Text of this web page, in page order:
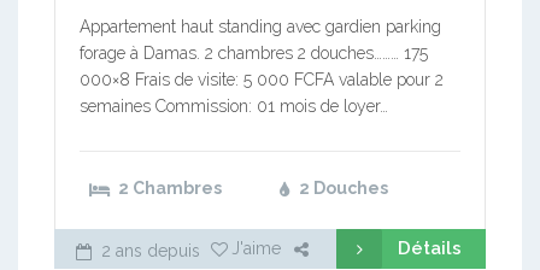
Appartement haut standing avec gardien parking
forage à Damas. 2 chambres 2 douches……… 175
000×8 Frais de visite: 5 000 FCFA valable pour 2
semaines Commission: 01 mois de loyer…
2 Chambres 2 Douches
2 ans depuis J'aime Détails